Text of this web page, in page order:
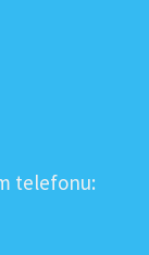
telefonu: